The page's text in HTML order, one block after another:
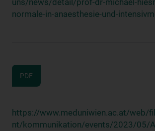
uns/news/detail/prof-dr-michael-
normale-in-anaesthesie-und-
PDF
https://www.meduniwien.ac.at/web/
nt/kommunikation/events/2023/05/